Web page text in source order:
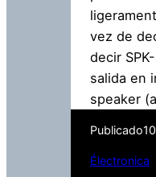
vez de
decir
salida en
speaker
Publicado
Électronica